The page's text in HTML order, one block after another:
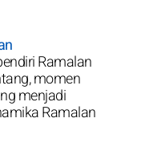
Ramalan
momen
menjadi
Ramalan